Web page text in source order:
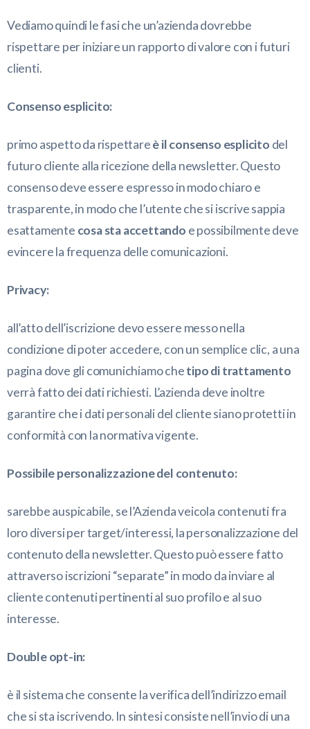
Vediamo quindi le fasi che un’azienda dovrebbe
rispettare per iniziare un rapporto di valore con i futuri
clienti.
Consenso esplicito:
primo aspetto da rispettareè il consenso esplicito del
futuro cliente alla ricezione della newsletter. Questo
consenso deve essere espresso in modo chiaro e
trasparente, in modo che l’utente che si iscrive sappia
esattamente cosa sta accettando e possibilmente deve
evincere la frequenza delle comunicazioni.
Privacy:
all’atto dell’iscrizione devo essere messo nella
condizione di poter accedere, con un semplice clic, a una
pagina dove gli comunichiamo chetipo di trattamento
verrà fatto dei dati richiesti. L’azienda deve inoltre
garantire che i dati personali del cliente siano protetti in
conformità con la normativa vigente.
Possibile personalizzazione del contenuto:
sarebbe auspicabile, se l’Azienda veicola contenuti fra
loro diversi per target/interessi, la personalizzazione del
contenuto della newsletter. Questo può essere fatto
attraverso iscrizioni “separate” in modo da inviare al
cliente contenuti pertinenti al suo profilo e al suo
interesse.
Double opt-in:
è il sistema che consente la verifica dell’indirizzo email
che si sta iscrivendo. In sintesi consiste nell’invio di una